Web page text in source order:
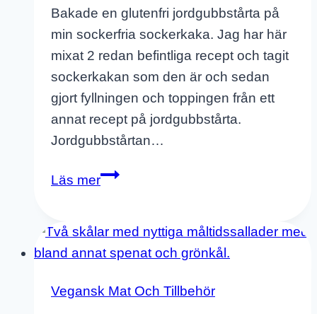
Bakade en glutenfri jordgubbstårta på
min sockerfria sockerkaka. Jag har här
mixat 2 redan befintliga recept och tagit
sockerkakan som den är och sedan
gjort fyllningen och toppingen från ett
annat recept på jordgubbstårta.
Jordgubbstårtan…
Läs merJordgubbstårta
–
glutenfritt,
och
Vegansk Mat Och Tillbehör